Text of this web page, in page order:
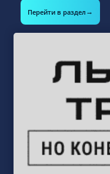
Перейти в раздел →